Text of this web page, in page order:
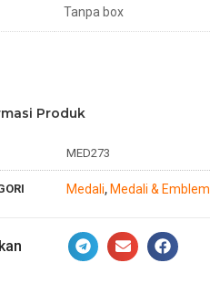
Tanpa box
Produk
MED273
Medali, Medali & Emblem